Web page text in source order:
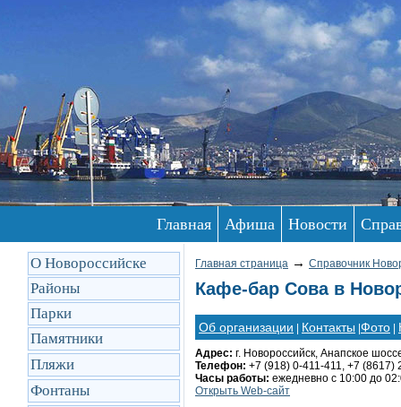
Главная Афиша Новости
О Новороссийске
Районы
Парки
Памятники
Пляжи
Фонтаны
Главная страница → Справочник
Кафе-бар Сова в
Об организации Контакты Фото
Адрес: г. Новороссийск, Анапское
Телефон: +7 (918) 0-411-411, +7 (8617)
Часы работы: ежедневно с 10:00 до
Открыть Web-сайт